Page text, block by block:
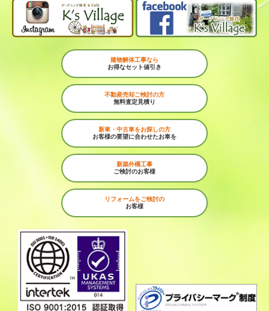
建物解体工事なら
お得なセット値引き
不動産売却ご検討の方
無料査定見積り
新車・中古車をお探しの方
お客様の要望に合わせたお車を
新築外構工事
ご検討のお客様
リフォームをご検討の
お客様